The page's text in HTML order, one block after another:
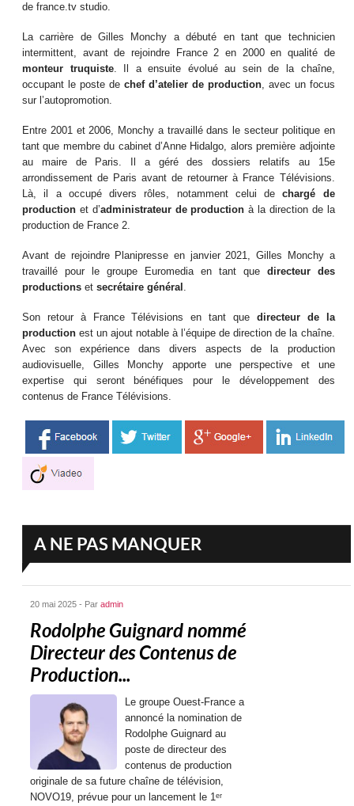
de france.tv studio.
La carrière de Gilles Monchy a débuté en tant que technicien
intermittent, avant de rejoindre France 2 en 2000 en qualité de
monteur truquiste. Il a ensuite évolué au sein de la chaîne,
occupant le poste de chef d’atelier de production, avec un focus
sur l’autopromotion.
Entre 2001 et 2006, Monchy a travaillé dans le secteur politique en
tant que membre du cabinet d’Anne Hidalgo, alors première adjointe
au maire de Paris. Il a géré des dossiers relatifs au 15e
arrondissement de Paris avant de retourner à France Télévisions.
Là, il a occupé divers rôles, notamment celui dechargé de
production et d’administrateur de production à la direction de la
production de France 2.
Avant de rejoindre Planipresse en janvier 2021, Gilles Monchy a
travaillé pour le groupe Euromedia en tant que directeur des
productions etsecrétaire général .
Son retour à France Télévisions en tant que directeur de la
production est un ajout notable à l’équipe de direction de la chaîne.
Avec son expérience dans divers aspects de la production
audiovisuelle, Gilles Monchy apporte une perspective et une
expertise qui seront bénéfiques pour le développement des
contenus de France Télévisions.
A NE PAS MANQUER
20 mai 2025 - Paradmin
Rodolphe Guignard nommé
Directeur des Contenus de
Production...
Le groupe Ouest-France a
annoncé la nomination de
Rodolphe Guignard au
poste de directeur des
contenus de production
originale de sa future chaîne de télévision,
NOVO19, prévue pour un lancement le 1ᵉʳ